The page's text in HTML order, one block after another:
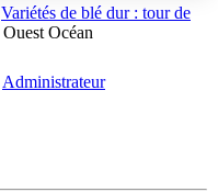
Variétés de blé dur : tour de
Ouest Océan
Administrateur